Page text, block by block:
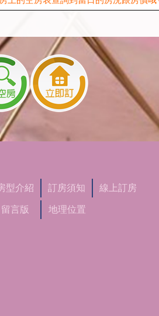
收據呢?
型介紹 訂房須知 線上訂房
留言版 地理位置